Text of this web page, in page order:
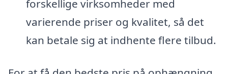
forskellige virksomheder med
varierende priser og kvalitet, så det
kan betale sig at indhente flere tilbud.